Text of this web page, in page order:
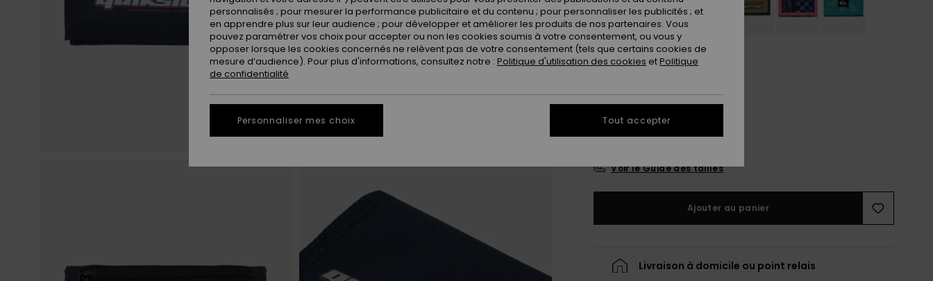
S M L
Voir le Guide des tailles
Ajouter au panier
Livraison à domicile ou point relais
personnalisés ; pour mesurer la performance publicitaire et du contenu ; pour personnaliser les publicités ; et
en apprendre plus sur leur audience ; pour développer et améliorer les produits de nos partenaires. Vous
pouvez paramétrer vos choix pour accepter ou non les cookies soumis à votre consentement, ou vous y
opposer lorsque les cookies concernés ne relèvent pas de votre consentement (tels que certains cookies de
mesure d’audience). Pour plus d'informations, consultez notre : Politique d'utilisation des cookies etPolitique
de confidentialité
Personnaliser mes choix Tout accepter